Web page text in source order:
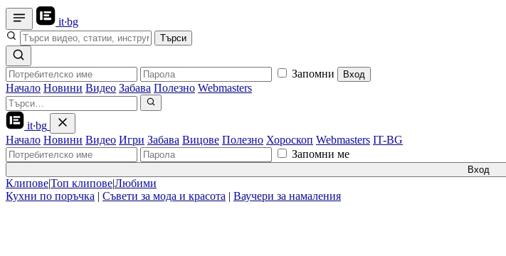
it·bg
Търси
Запомни Вход
Начало Новини Видео Забава Полезно Webmasters
it·bg
Начало Новини Видео Игри Забава Вицове Полезно Хороскоп Webmasters IT-BG
Запомни ме
Вход
Клипове|Топ клипове|Любими
Кухни по поръчка | Съвети за мода и красота | Ваучери за намаления